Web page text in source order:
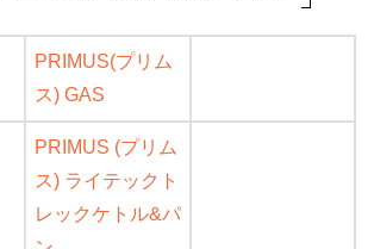
PRIMUS(プリム
ス) GAS
PRIMUS (プリム
ス) ライテックト
レックケトル&パ